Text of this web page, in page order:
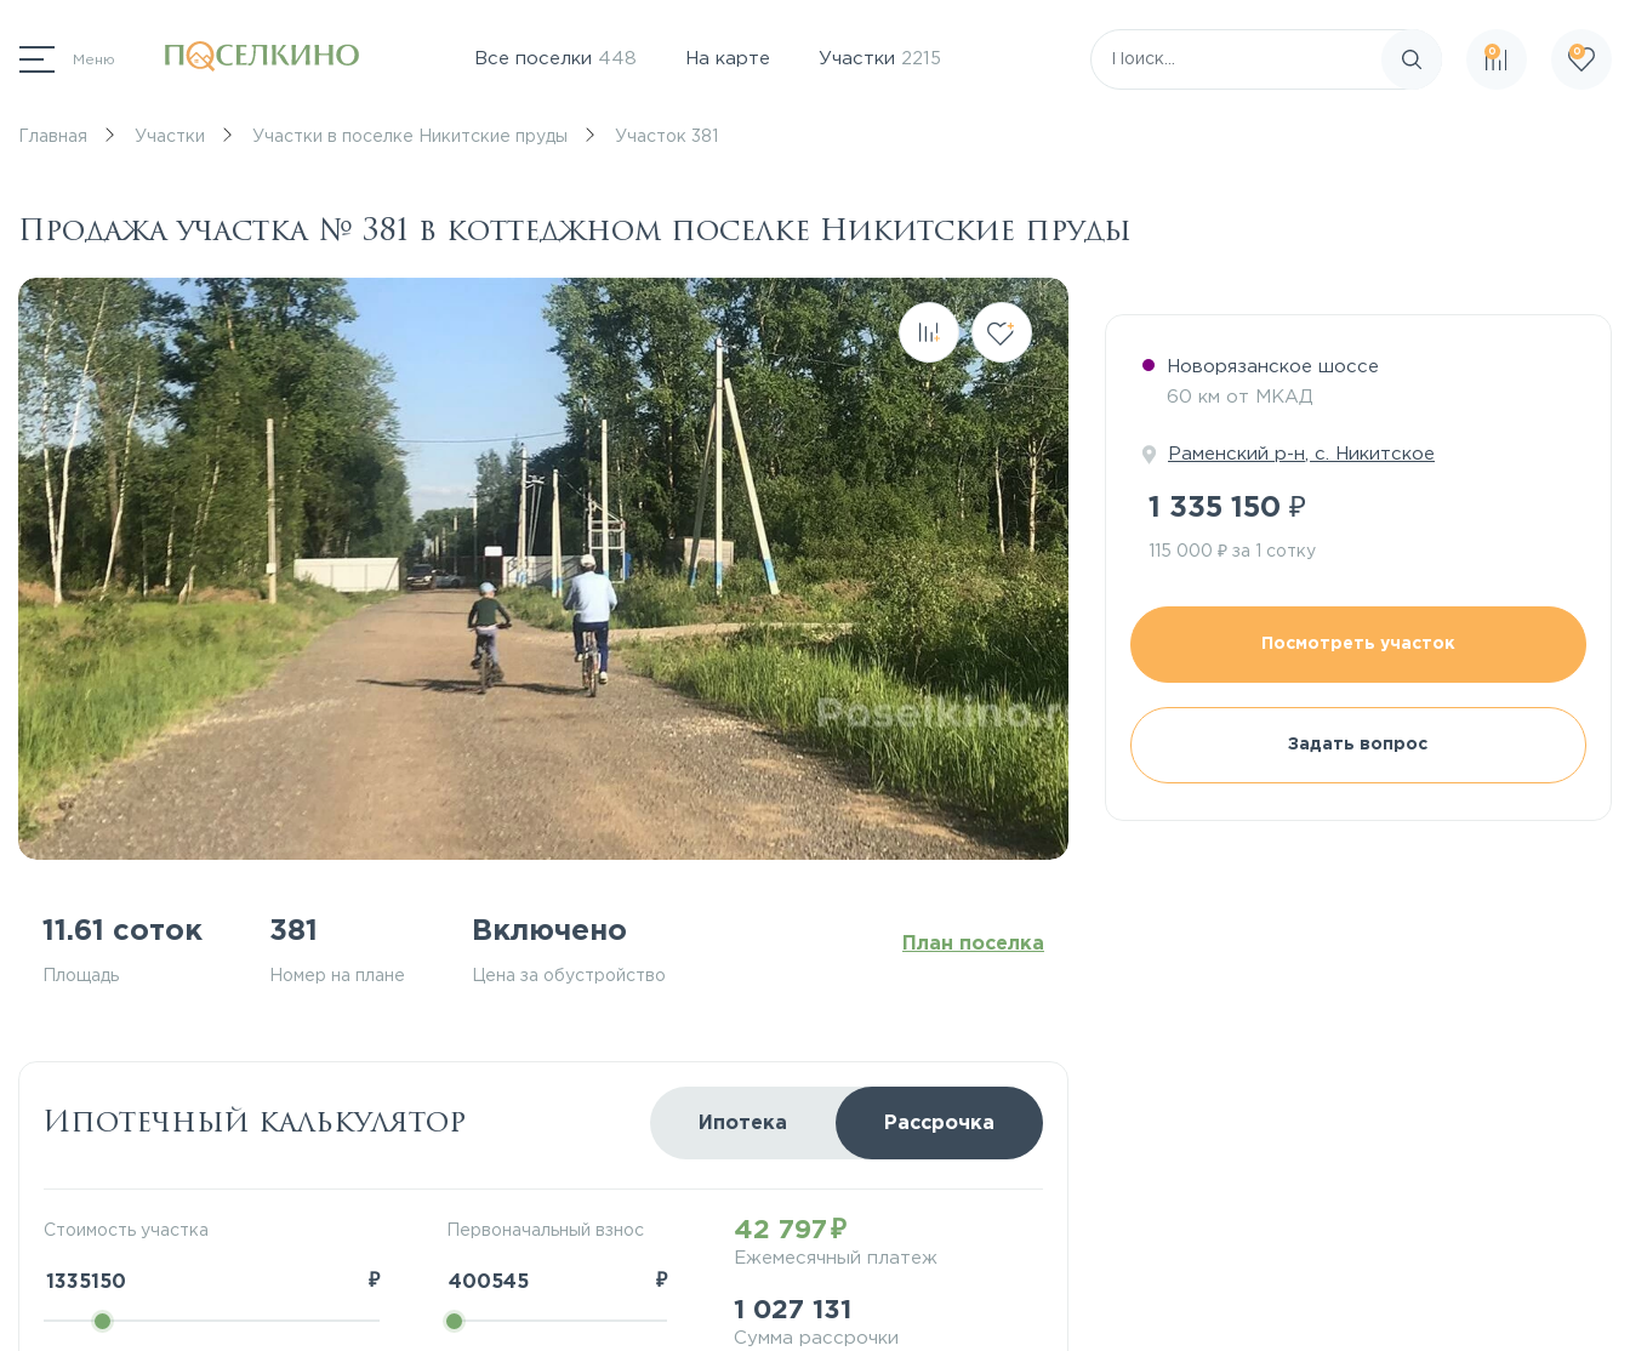
Меню Все поселки 448 На карте Участки 2215
Поиск по сайту
0 0
Главная Участки Участки в поселке Никитские пруды Участок 381
Продажа участка № 381 в коттеджном поселке Никитские пруды
11.61 соток
Площадь
381
Номер на плане
Включено
Цена за обустройство
План поселка
Ипотечный калькулятор Ипотека Рассрочка
Стоимость участка
₽
Первоначальный взнос
₽
42 797
Ежемесячный платеж
1 027 131
Сумма рассрочки
Новорязанское шоссе
60 км от МКАД
Раменский р-н с. Никитское
1 335 150 ₽
115 000 ₽ за 1 сотку
Посмотреть участок
Задать вопрос